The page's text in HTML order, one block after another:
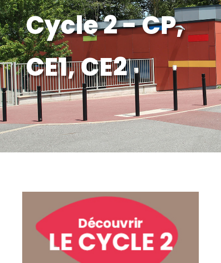
Cycle 2 - CP,
CE1, CE2